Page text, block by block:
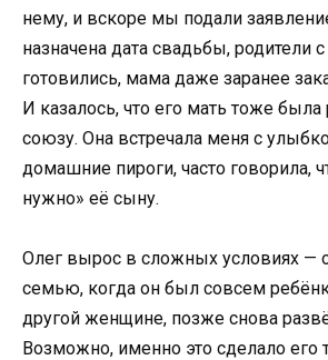
нему, и вскоре мы подали
назначена дата свадьбы, родители
готовились, мама даже заранее
И казалось, что его мать тоже
союзу. Она встречала меня с
домашние пироги, часто говорила,
нужно» её сыну.
Олег вырос в сложных условиях —
семью, когда он был совсем
другой женщине, позже снова
Возможно, именно это сделало его